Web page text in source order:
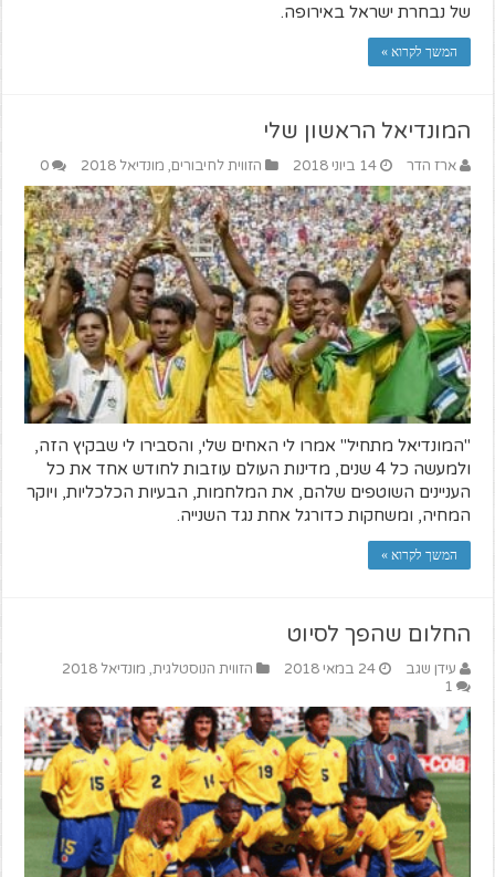
של נבחרת ישראל באירופה.
המשך לקרוא »
המונדיאל הראשון שלי
ארז הדר 14 ביוני 2018 הזווית לחיבורים, מונדיאל 2018 0
"המונדיאל מתחיל" אמרו לי האחים שלי, והסבירו לי שבקיץ הזה,
ולמעשה כל 4 שנים, מדינות העולם עוזבות לחודש אחד את כל
העניינים השוטפים שלהם, את המלחמות, הבעיות הכלכליות, ויוקר
המחיה, ומשחקות כדורגל אחת נגד השנייה.
המשך לקרוא »
החלום שהפך לסיוט
עידן שגב 24 במאי 2018 הזווית הנוסטלגית, מונדיאל 2018
1